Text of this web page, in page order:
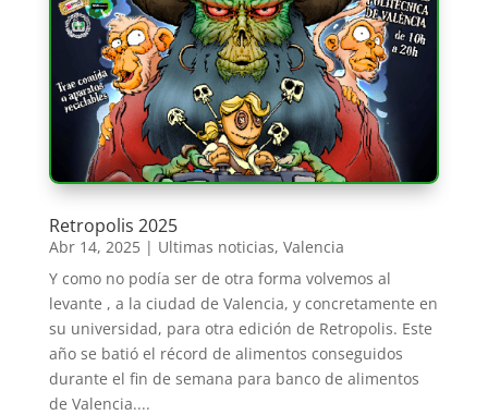
Retropolis 2025
Abr 14, 2025| Ultimas noticias, Valencia
Y como no podía ser de otra forma volvemos al
levante , a la ciudad de Valencia, y concretamente en
su universidad, para otra edición de Retropolis. Este
año se batió el récord de alimentos conseguidos
durante el fin de semana para banco de alimentos
de Valencia....